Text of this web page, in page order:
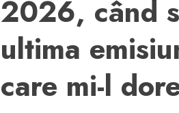
2026, când
ultima
care mi-l